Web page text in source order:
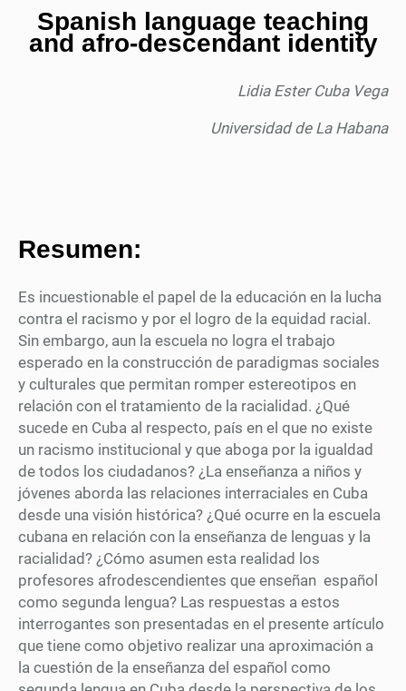
Spanish language teaching
and afro-descendant identity
Lidia Ester Cuba Vega
Universidad de La Habana
Resumen:
Es incuestionable el papel de la educación en la lucha
contra el racismo y por el logro de la equidad racial.
Sin embargo, aun la escuela no logra el trabajo
esperado en la construcción de paradigmas sociales
y culturales que permitan romper estereotipos en
relación con el tratamiento de la racialidad. ¿Qué
sucede en Cuba al respecto, país en el que no existe
un racismo institucional y que aboga por la igualdad
de todos los ciudadanos? ¿La enseñanza a niños y
jóvenes aborda las relaciones interraciales en Cuba
desde una visión histórica? ¿Qué ocurre en la escuela
cubana en relación con la enseñanza de lenguas y la
racialidad? ¿Cómo asumen esta realidad los
profesores afrodescendientes que enseñan español
como segunda lengua? Las respuestas a estos
interrogantes son presentadas en el presente artículo
que tiene como objetivo realizar una aproximación a
la cuestión de la enseñanza del español como